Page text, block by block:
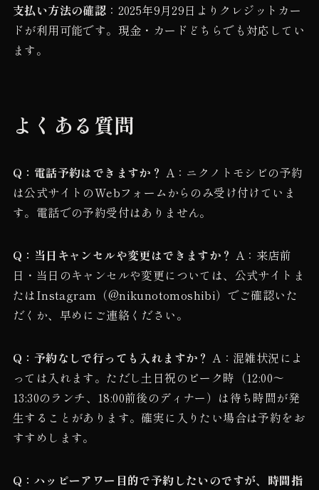
支払い方法の確認 ：2025年9月29日よりクレジットカー
ドが利用可能です。現金・カードどちらでも対応してい
ます。
よくある質問
Q：電話予約はできますか？ A：ニクノトモシビの予約
は公式サイトのWebフォームからのみ受け付けていま
す。電話での予約受付はありません。
Q：当日キャンセルや変更はできますか？ A：来店前
日・当日のキャンセルや変更については、公式サイトま
たはInstagram（@nikunotomoshibi）でご確認いた
だくか、早めにご連絡ください。
Q：予約なしで行っても入れますか？ A：混雑状況によ
っては入れます。ただし土日祝のピーク時（12:00〜
13:30のランチ、18:00前後のディナー）は待ち時間が発
生することがあります。確実に入りたい場合は予約をお
すすめします。
Q：ハッピーアワー目的で予約したいのですが、時間指